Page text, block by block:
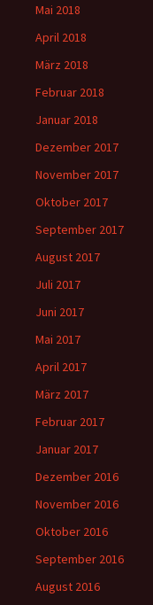
Mai 2018
April 2018
März 2018
Februar 2018
Januar 2018
Dezember 2017
November 2017
Oktober 2017
September 2017
August 2017
Juli 2017
Juni 2017
Mai 2017
April 2017
März 2017
Februar 2017
Januar 2017
Dezember 2016
November 2016
Oktober 2016
September 2016
August 2016